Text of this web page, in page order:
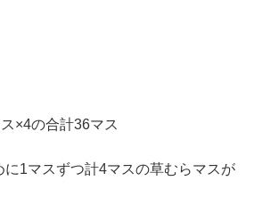
×4の合計36マス
に1マスずつ計4マスの草むらマスが